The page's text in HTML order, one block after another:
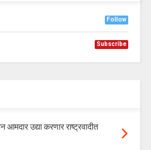
Follow
Subscribe
आमदार उद्या करणार राष्ट्रवादीत